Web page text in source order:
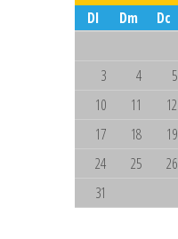
Dl
Dm Dc
3
4 5
10
11 12
17
18 19
24
25 26
31